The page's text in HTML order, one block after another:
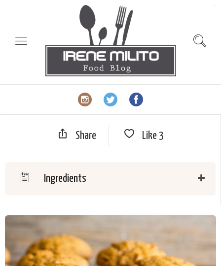
Share Like 3
Ingredients